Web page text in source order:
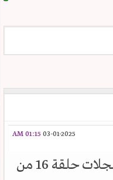
03-01-2025
01:15 AM
حلقة 16 من